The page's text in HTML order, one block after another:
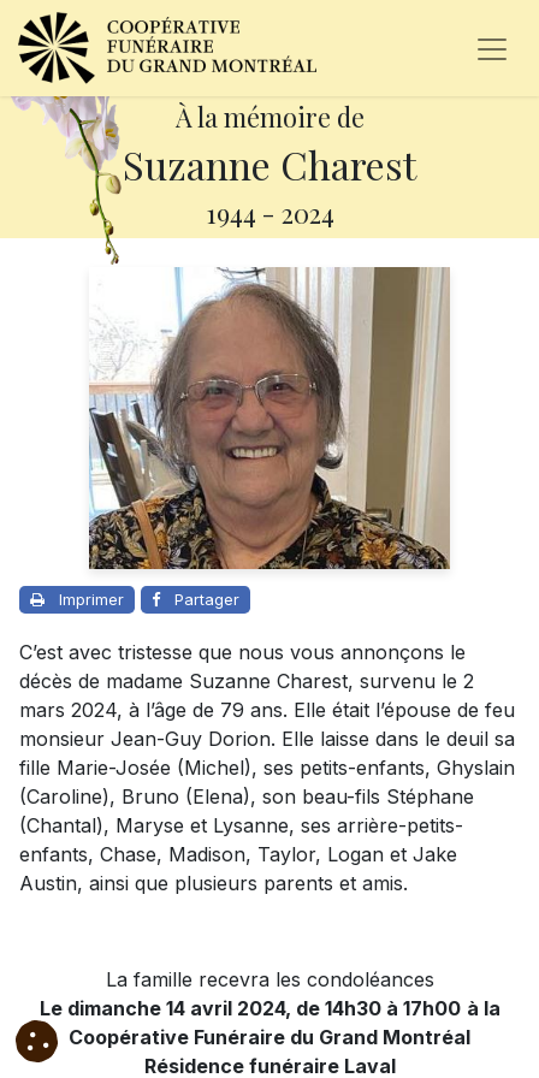
À la mémoire de
Suzanne Charest
1944 - 2024
Imprimer Partager
C’est avec tristesse que nous vous annonçons le
décès de madame Suzanne Charest, survenu le 2
mars 2024, à l’âge de 79 ans. Elle était l’épouse de feu
monsieur Jean-Guy Dorion. Elle laisse dans le deuil sa
fille Marie-Josée (Michel), ses petits-enfants, Ghyslain
(Caroline), Bruno (Elena), son beau-fils Stéphane
(Chantal), Maryse et Lysanne, ses arrière-petits-
enfants, Chase, Madison, Taylor, Logan et Jake
Austin, ainsi que plusieurs parents et amis.
La famille recevra les condoléances
Le dimanche 14 avril 2024, de 14h30 à 17h00 à la
Coopérative Funéraire du Grand Montréal
Résidence funéraire Laval